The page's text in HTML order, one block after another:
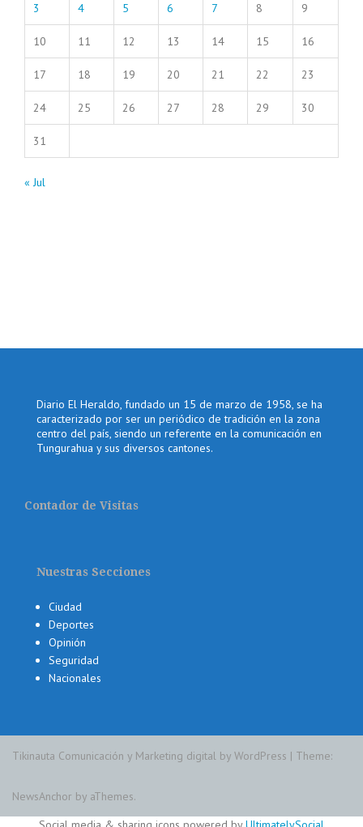
3 4 5 6 7 8 9
10 11 12 13 14 15 16
17 18 19 20 21 22 23
24 25 26 27 28 29 30
31
« Jul
Diario El Heraldo, fundado un 15 de marzo de 1958, se ha
caracterizado por ser un periódico de tradición en la zona
centro del país, siendo un referente en la comunicación en
Tungurahua y sus diversos cantones.
Contador de Visitas
Nuestras Secciones
Ciudad
Deportes
Opinión
Seguridad
Nacionales
Tikinauta Comunicación y Marketing digital by WordPress | Theme:
NewsAnchor by aThemes.